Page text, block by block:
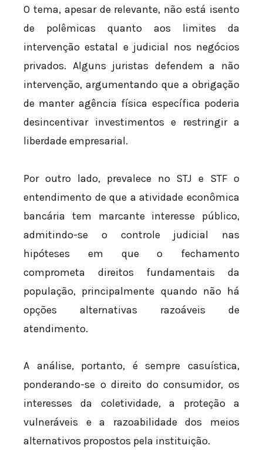
O tema, apesar de relevante, não está isento
de polêmicas quanto aos limites da
intervenção estatal e judicial nos negócios
privados. Alguns juristas defendem a não
intervenção, argumentando que a obrigação
de manter agência física específica poderia
desincentivar investimentos e restringir a
liberdade empresarial.
Por outro lado, prevalece no STJ e STF o
entendimento de que a atividade econômica
bancária tem marcante interesse público,
admitindo-se o controle judicial nas
hipóteses em que o fechamento
comprometa direitos fundamentais da
população, principalmente quando não há
opções alternativas razoáveis de
atendimento.
A análise, portanto, é sempre casuística,
ponderando-se o direito do consumidor, os
interesses da coletividade, a proteção a
vulneráveis e a razoabilidade dos meios
alternativos propostos pela instituição.